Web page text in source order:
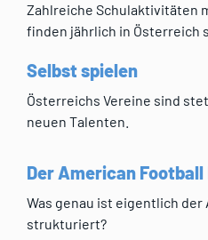
Zahlreiche Schulaktivitäten
finden jährlich in Österreich
Selbst spielen
Österreichs Vereine sind
neuen Talenten.
Der American
Was genau ist eigentlich der
strukturiert?